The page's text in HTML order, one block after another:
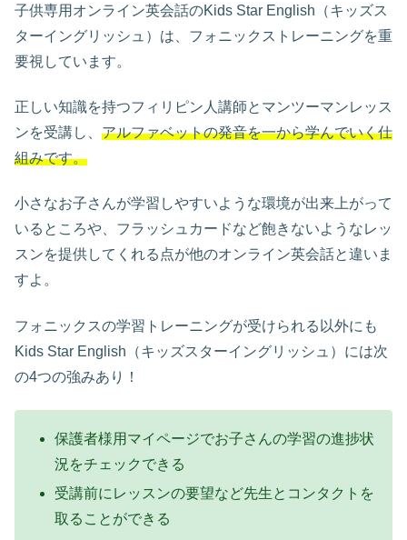
子供専用オンライン英会話のKids Star English（キッズス
ターイングリッシュ）は、フォニックストレーニングを重
要視しています。
正しい知識を持つフィリピン人講師とマンツーマンレッス
ンを受講し、 アルファベットの発音を一から学んでいく仕
組みです。
小さなお子さんが学習しやすいような環境が出来上がって
いるところや、フラッシュカードなど飽きないようなレッ
スンを提供してくれる点が他のオンライン英会話と違いま
すよ。
フォニックスの学習トレーニングが受けられる以外にも
Kids Star English（キッズスターイングリッシュ）には次
の4つの強みあり！
保護者様用マイページでお子さんの学習の進捗状
況をチェックできる
受講前にレッスンの要望など先生とコンタクトを
取ることができる